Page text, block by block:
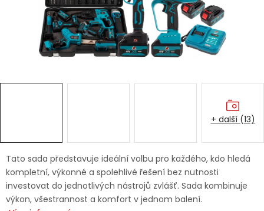
Vánoce
Tato sada představuje ideální volbu pro každého, kdo hledá
kompletní, výkonné a spolehlivé řešení bez nutnosti
investovat do jednotlivých nástrojů zvlášť. Sada kombinuje
výkon, všestrannost a komfort v jednom balení.
+ další (13)